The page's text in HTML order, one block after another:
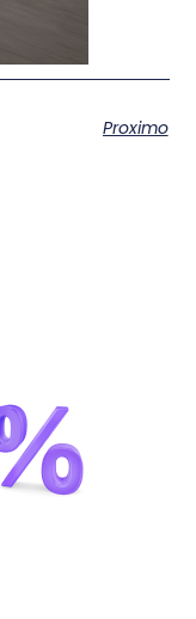
Proximo